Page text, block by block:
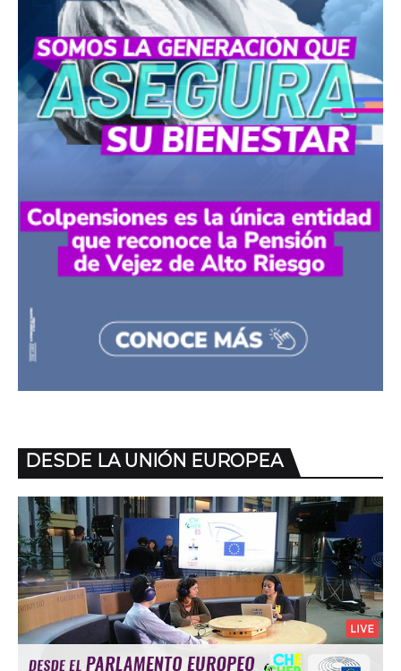
DESDE LA UNIÓN EUROPEA